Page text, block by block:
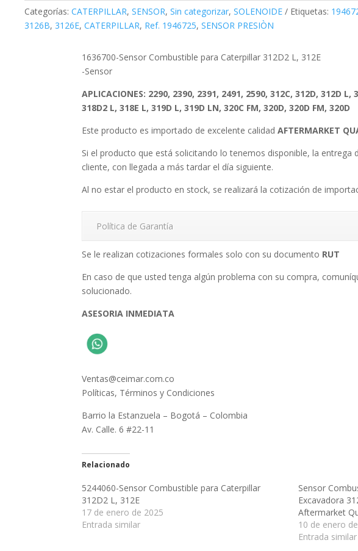
Categorías:CATERPILLAR,SENSOR,Sin categorizar,SOLENOIDE Etiquetas:
3126B, 3126E,CATERPILLAR, Ref. 1946725,SENSOR PRESIÒN
1636700-Sensor Combustible para Caterpillar 312D2 L, 312E
-Sensor
APLICACIONES: 2290, 2390, 2391, 2491, 2590, 312C, 312D, 312D L,
318D2 L, 318E L, 319D L, 319D LN, 320C FM, 320D, 320D FM, 320D
Este producto es importado de excelente calidadAFTERMARKET
Si el producto que está solicitando lo tenemos disponible, la entrega
cliente, con llegada a más tardar el día siguiente.
Al no estar el producto en stock, se realizará la cotización de
Política de Garantía
Se le realizan cotizaciones formales solo con su documento RUT
En caso de que usted tenga algún problema con su compra,
solucionado.
ASESORIA INMEDIATA
Ventas@ceimar.com.co
Políticas, Términos y Condiciones
Barrio la Estanzuela – Bogotá – Colombia
Av. Calle. 6 #22-11
Relacionado
5244060-Sensor Combustible para Caterpillar
312D2 L, 312E
17 de enero de 2025
Entrada similar
Sensor
Excavadora
Aftermarket
10 de enero
Entrada similar